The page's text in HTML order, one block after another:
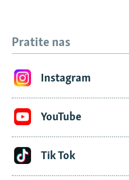
Pratite nas
Instagram
YouTube
Tik Tok